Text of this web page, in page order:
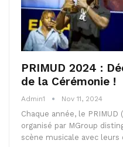
PRIMUD 2024 :
de la Cérémonie !
Admin1 Nov 11, 2024
Chaque année, le PRIMUD
organisé par MGroup
scène musicale avec